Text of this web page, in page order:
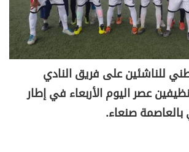
للناشئين على فريق النادي
عصر اليوم الأربعاء في إطار
صنعاء.